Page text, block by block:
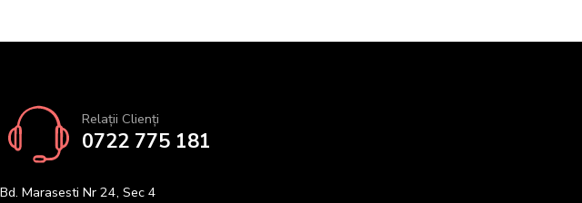
Relații Clienți
0722 775 181
Bd. Marasesti Nr 24, Sec 4